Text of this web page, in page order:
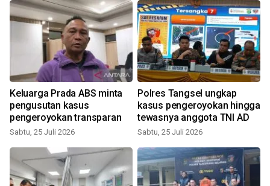
Keluarga Prada ABS minta
pengusutan kasus
pengeroyokan transparan
Sabtu, 25 Juli 2026
Polres Tangsel ungkap
kasus pengeroyokan hingga
tewasnya anggota TNI AD
Sabtu, 25 Juli 2026